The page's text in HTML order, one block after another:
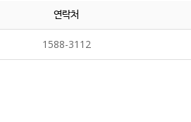
연락처
1588-3112